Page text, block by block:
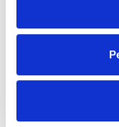
Vuelta al